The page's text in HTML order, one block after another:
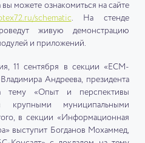
можете ознакомиться на сайте
schematic. На стенде
живую демонстрацию
и приложений.
11 сентября в секции «ECM-
Андреева, президента
тему «Опыт и перспективы
крупными муниципальными
в секции «Информационная
выступит Богданов Мохаммед,